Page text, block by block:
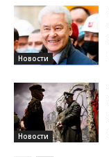
Новости
Новости